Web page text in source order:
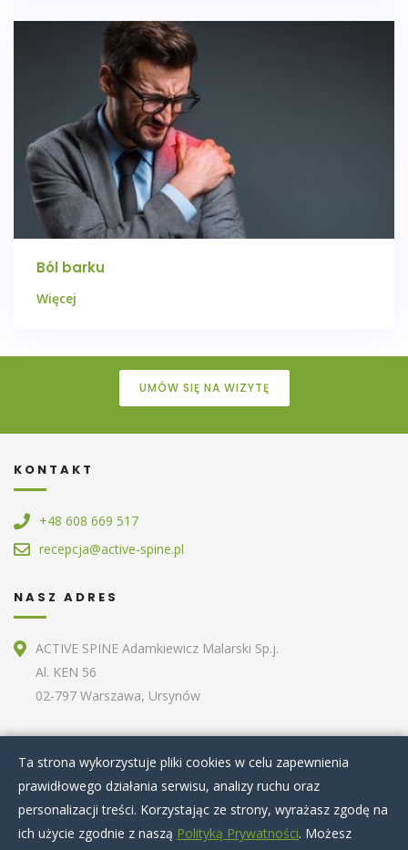
Ból barku
Więcej
UMÓW SIĘ NA WIZYTĘ
KONTAKT
+48 608 669 517
recepcja@active-spine.pl
NASZ ADRES
ACTIVE SPINE Adamkiewicz Malarski Sp.j.
Al. KEN 56
02-797 Warszawa, Ursynów
O nas
Terapie specjalistyczne
Zabiegi kosmetyczne
Artykuły
Nasz zespół
Ta strona wykorzystuje pliki cookies w celu zapewnienia
prawidłowego działania serwisu, analizy ruchu oraz
personalizacji treści. Korzystając ze strony, wyrażasz zgodę na
ich użycie zgodnie z naszą Polityką Prywatności. Możesz